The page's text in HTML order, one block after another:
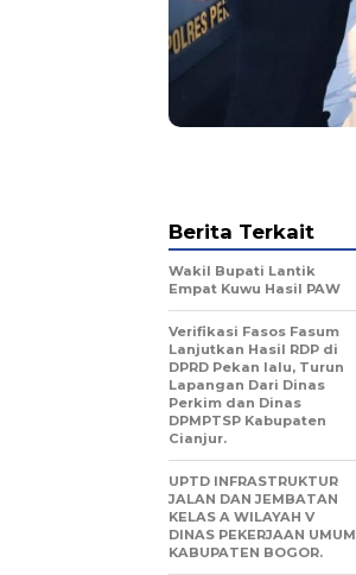
Berita Terkait
Wakil Bupati Lantik
Empat Kuwu Hasil PAW
Verifikasi Fasos Fasum
Lanjutkan Hasil RDP di
DPRD Pekan lalu, Turun
Lapangan Dari Dinas
Perkim dan Dinas
DPMPTSP Kabupaten
Cianjur.
UPTD INFRASTRUKTUR
JALAN DAN JEMBATAN
KELAS A WILAYAH V
DINAS PEKERJAAN UMUM
KABUPATEN BOGOR.